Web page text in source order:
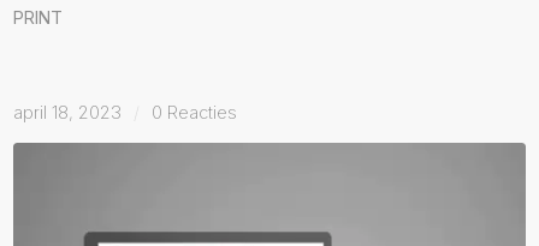
PRINT
april 18, 2023 0 Reacties